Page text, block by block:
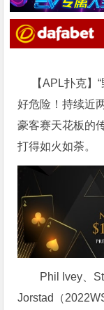
【APL扑克】“
好危险！持续近
豪客赛天花板的
打得如火如荼。
Phil Ivey、
Jorstad（